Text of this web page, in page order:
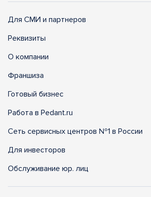
Для СМИ и партнеров
Реквизиты
О компании
Франшиза
Готовый бизнес
Работа в Pedant.ru
Сеть сервисных центров №1 в России
Для инвесторов
Обслуживание юр. лиц